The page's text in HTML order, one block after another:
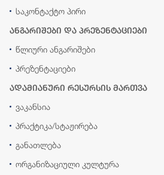
საკონტაქტო პირი
ანგარიშები და პრეზენტაციები
წლიური ანგარიშები
პრეზენტაციები
ადამიანური რესურსის მართვა
ვაკანსია
პრაქტიკა/სტაჟირება
განათლება
ორგანიზაციული კულტურა